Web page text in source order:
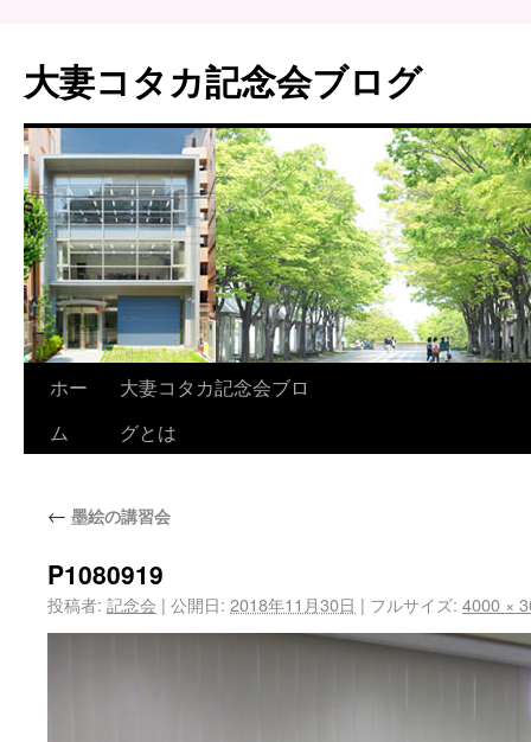
大妻コタカ記念会ブログ
ホー
ム
大妻コタカ記念会ブロ
グとは
← 墨絵の講習会
P1080919
投稿者: 記念会 | 公開日: 2018年11月30日 | フルサイズ: 4000 ×